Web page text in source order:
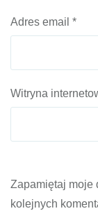
Adres email *
Witryna
Zapamiętaj moje
kolejnych